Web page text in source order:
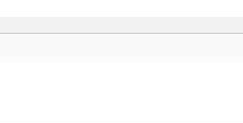
用目的を明確にし、本人の同意を得たうえ